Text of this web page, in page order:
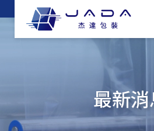
產品介紹
最新消息
聯絡我們
最新消